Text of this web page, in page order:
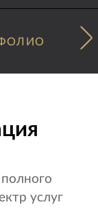
услуг